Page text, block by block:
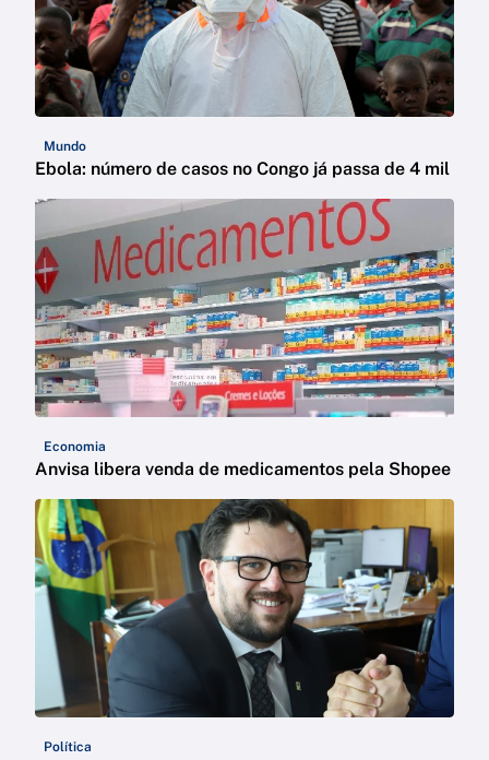
Mundo
Ebola: número de casos no Congo já passa de 4 mil
Economia
Anvisa libera venda de medicamentos pela Shopee
Política